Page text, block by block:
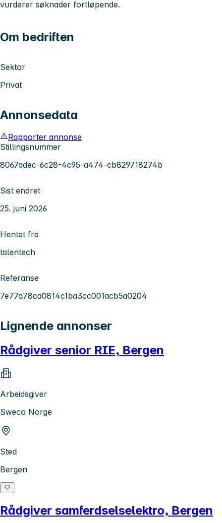
vurderer søknader fortløpende.
Om bedriften
Sektor
Privat
Annonsedata
Rapporter annonse
Stillingsnummer
8067adec-6c28-4c95-a474-cb829718274b
Sist endret
25. juni 2026
Hentet fra
talentech
Referanse
7e77a78ca0814c1ba3cc001acb5a0204
Lignende annonser
Rådgiver senior RIE, Bergen
Arbeidsgiver
Sweco Norge
Sted
Bergen
Rådgiver samferdselselektro, Bergen